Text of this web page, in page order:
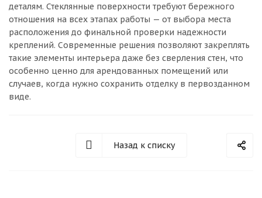
деталям. Стеклянные поверхности требуют бережного
отношения на всех этапах работы — от выбора места
расположения до финальной проверки надежности
креплений. Современные решения позволяют закреплять
такие элементы интерьера даже без сверления стен, что
особенно ценно для арендованных помещений или
случаев, когда нужно сохранить отделку в первозданном
виде.
Назад к списку